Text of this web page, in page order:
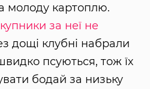
молоду картоплю.
за неї не
дощі клубні набрали
псуються, тож їх
бодай за низьку